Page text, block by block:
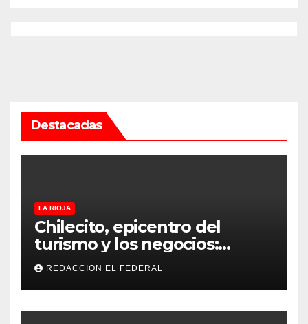
Destacadas
LA RIOJA
Chilecito, epicentro del
turismo y los negocios:
arranca la Expo que promete
revolucionar la economía
regional en un evento sin
precedentes en La Rioja
REDACCION EL FEDERAL